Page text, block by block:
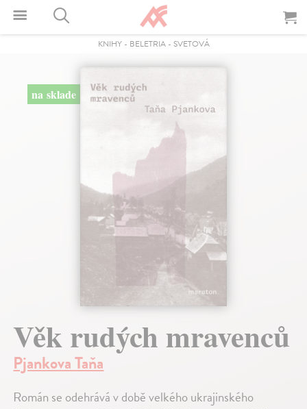
KNIHY- BELETRIA- SVETOVÁ
na sklade
Věk rudých mravenců
Pjankova Taňa
Román se odehrává v době velkého ukrajinského